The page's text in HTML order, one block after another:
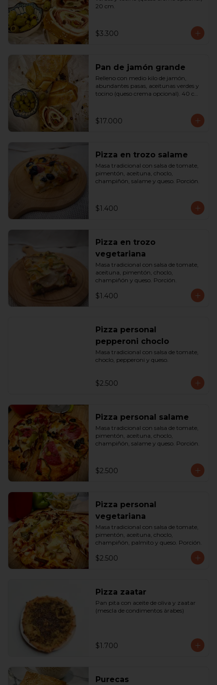
20 cm.
$3.300
Pan de jamón grande
Relleno con medio kilo de jamón,
abundantes pasas, aceitunas verdes y
tocino (queso crema opcional). 40 cm
$17.000
Pizza en trozo salame
Masa tradicional con salsa de tomate,
pimentón, aceituna, choclo,
champiñón, salame y queso. Porción.
$1.400
Pizza en trozo
vegetariana
Masa tradicional con salsa de tomate,
aceituna, pimentón, choclo,
champiñón y queso. Porción.
$1.400
Pizza personal
pepperoni choclo
Masa tradicional con salsa de tomate,
choclo, pepperoni y queso.
$2.500
Pizza personal salame
Masa tradicional con salsa de tomate,
pimentón, aceituna, choclo,
champiñón, salame y queso. Porción.
$2.500
Pizza personal
vegetariana
Masa tradicional con salsa de tomate,
pimentón, aceituna, choclo,
champiñón, palmito y queso. Porción.
$2.500
Pizza zaatar
Pan pita con aceite de oliva y zaatar
(mescla de condimentos árabes)
$1.700
Purecas